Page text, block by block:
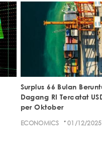
Surplus 66 Bulan
Dagang RI Tercatat
per Oktober
ECONOMICS · 01/12/2025